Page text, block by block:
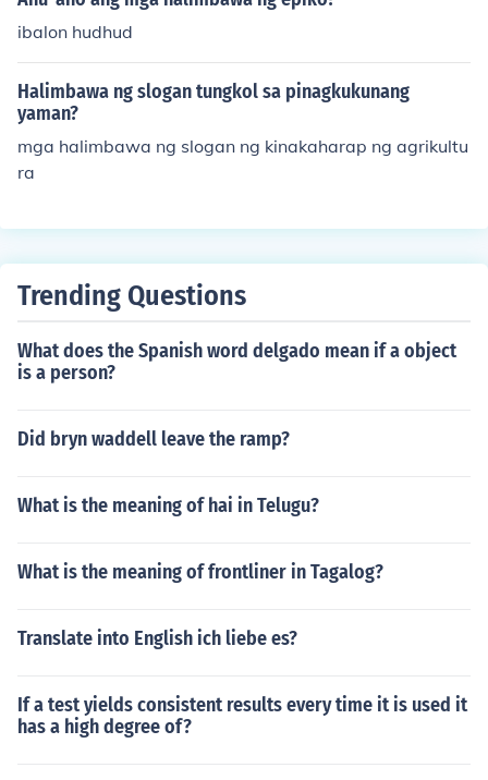
ibalon hudhud
Halimbawa ng slogan tungkol sa pinagkukunang
yaman?
mga halimbawa ng slogan ng kinakaharap ng agrikultu
ra
Trending Questions
What does the Spanish word delgado mean if a object
is a person?
Did bryn waddell leave the ramp?
What is the meaning of hai in Telugu?
What is the meaning of frontliner in Tagalog?
Translate into English ich liebe es?
If a test yields consistent results every time it is used it
has a high degree of?